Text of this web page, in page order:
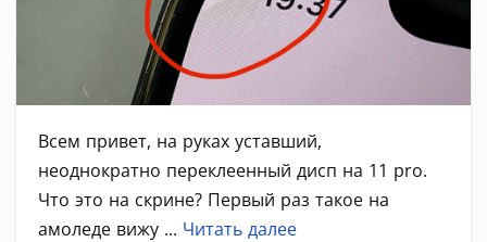
Всем привет, на руках уставший,
неоднократно переклеенный дисп на 11 pro.
Что это на скрине? Первый раз такое на
амоледе вижу ... Читать далее